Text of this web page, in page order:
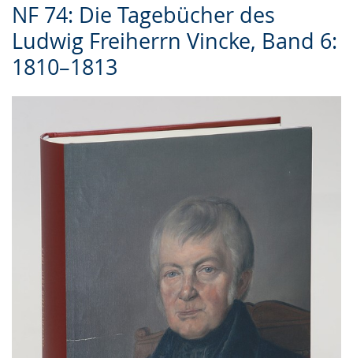
NF 74: Die Tagebücher des
Ludwig Freiherrn Vincke, Band 6:
1810–1813
Leichten
Sprache
wechseln.
Audio-
Unterstützung.
Video
in
Deutscher
angezeigt.